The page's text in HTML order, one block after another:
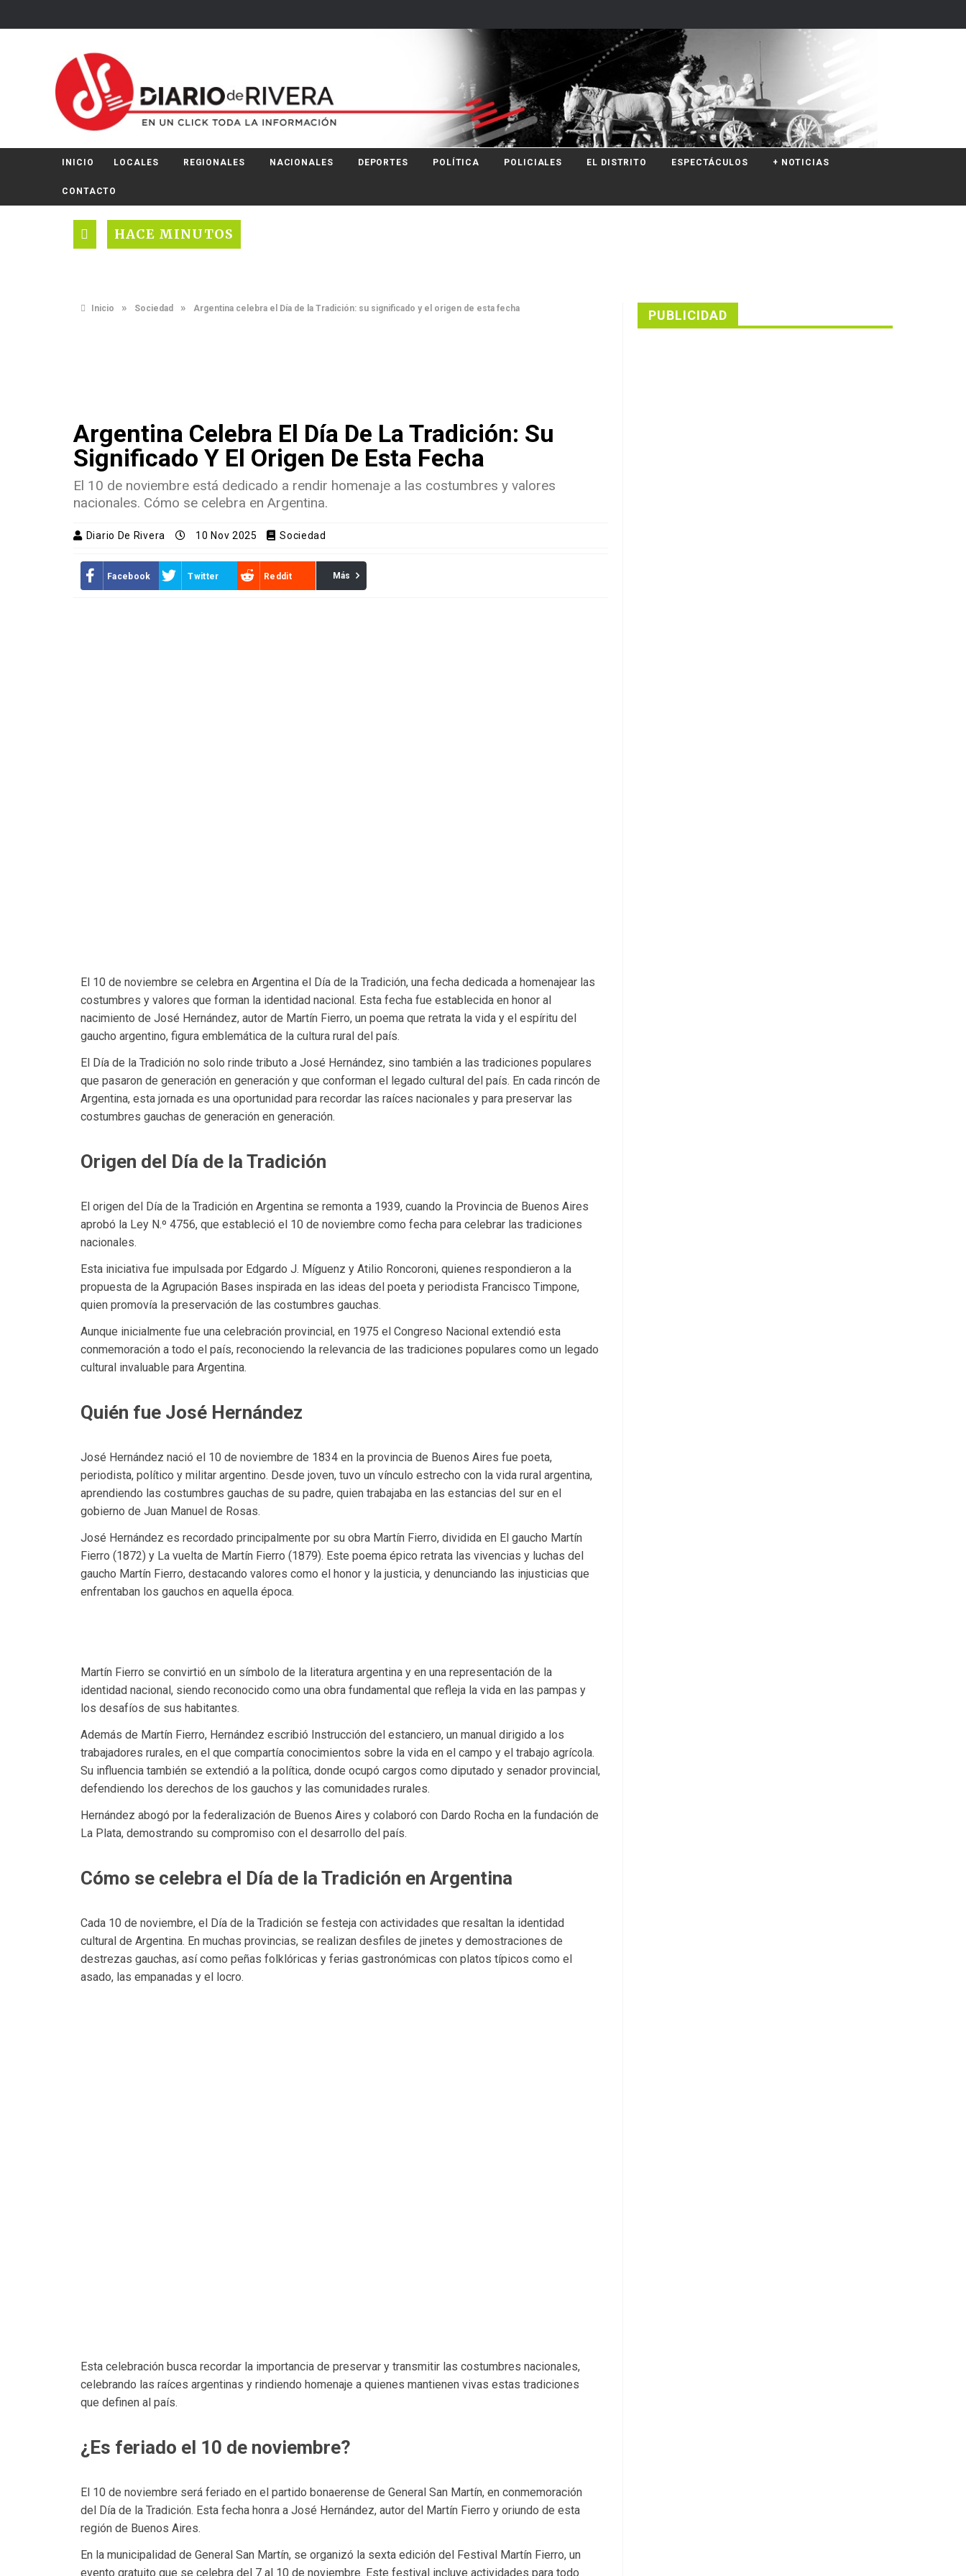
INICIO LOCALES REGIONALES NACIONALES DEPORTES POLÍTICA POLICIALES EL DISTRITO ESPECTÁCULOS + NOTICIAS
CONTACTO
HACE MINUTOS
Inicio » Sociedad » Argentina celebra el Día de la Tradición: su significado y el origen de esta fecha
Argentina Celebra El Día De La Tradición: Su
Significado Y El Origen De Esta Fecha
El 10 de noviembre está dedicado a rendir homenaje a las costumbres y valores
nacionales. Cómo se celebra en Argentina.
Diario De Rivera 10 Nov 2025 Sociedad
Facebook Twitter Reddit Más
El 10 de noviembre se celebra en Argentina el Día de la Tradición, una fecha dedicada a homenajear las
costumbres y valores que forman la identidad nacional. Esta fecha fue establecida en honor al
nacimiento de José Hernández, autor de Martín Fierro, un poema que retrata la vida y el espíritu del
gaucho argentino, figura emblemática de la cultura rural del país.
El Día de la Tradición no solo rinde tributo a José Hernández, sino también a las tradiciones populares
que pasaron de generación en generación y que conforman el legado cultural del país. En cada rincón de
Argentina, esta jornada es una oportunidad para recordar las raíces nacionales y para preservar las
costumbres gauchas de generación en generación.
Origen del Día de la Tradición
El origen del Día de la Tradición en Argentina se remonta a 1939, cuando la Provincia de Buenos Aires
aprobó la Ley N.º 4756, que estableció el 10 de noviembre como fecha para celebrar las tradiciones
nacionales.
Esta iniciativa fue impulsada por Edgardo J. Míguenz y Atilio Roncoroni, quienes respondieron a la
propuesta de la Agrupación Bases inspirada en las ideas del poeta y periodista Francisco Timpone,
quien promovía la preservación de las costumbres gauchas.
Aunque inicialmente fue una celebración provincial, en 1975 el Congreso Nacional extendió esta
conmemoración a todo el país, reconociendo la relevancia de las tradiciones populares como un legado
cultural invaluable para Argentina.
Quién fue José Hernández
José Hernández nació el 10 de noviembre de 1834 en la provincia de Buenos Aires fue poeta,
periodista, político y militar argentino. Desde joven, tuvo un vínculo estrecho con la vida rural argentina,
aprendiendo las costumbres gauchas de su padre, quien trabajaba en las estancias del sur en el
gobierno de Juan Manuel de Rosas.
José Hernández es recordado principalmente por su obra Martín Fierro, dividida en El gaucho Martín
Fierro (1872) y La vuelta de Martín Fierro (1879). Este poema épico retrata las vivencias y luchas del
gaucho Martín Fierro, destacando valores como el honor y la justicia, y denunciando las injusticias que
enfrentaban los gauchos en aquella época.
Martín Fierro se convirtió en un símbolo de la literatura argentina y en una representación de la
identidad nacional, siendo reconocido como una obra fundamental que refleja la vida en las pampas y
los desafíos de sus habitantes.
Además de Martín Fierro, Hernández escribió Instrucción del estanciero, un manual dirigido a los
trabajadores rurales, en el que compartía conocimientos sobre la vida en el campo y el trabajo agrícola.
Su influencia también se extendió a la política, donde ocupó cargos como diputado y senador provincial,
defendiendo los derechos de los gauchos y las comunidades rurales.
Hernández abogó por la federalización de Buenos Aires y colaboró con Dardo Rocha en la fundación de
La Plata, demostrando su compromiso con el desarrollo del país.
Cómo se celebra el Día de la Tradición en Argentina
Cada 10 de noviembre, el Día de la Tradición se festeja con actividades que resaltan la identidad
cultural de Argentina. En muchas provincias, se realizan desfiles de jinetes y demostraciones de
destrezas gauchas, así como peñas folklóricas y ferias gastronómicas con platos típicos como el
asado, las empanadas y el locro.
Esta celebración busca recordar la importancia de preservar y transmitir las costumbres nacionales,
celebrando las raíces argentinas y rindiendo homenaje a quienes mantienen vivas estas tradiciones
que definen al país.
¿Es feriado el 10 de noviembre?
El 10 de noviembre será feriado en el partido bonaerense de General San Martín, en conmemoración
del Día de la Tradición. Esta fecha honra a José Hernández, autor del Martín Fierro y oriundo de esta
región de Buenos Aires.
En la municipalidad de General San Martín, se organizó la sexta edición del Festival Martín Fierro, un
evento gratuito que se celebra del 7 al 10 de noviembre. Este festival incluye actividades para todo
PUBLICIDAD